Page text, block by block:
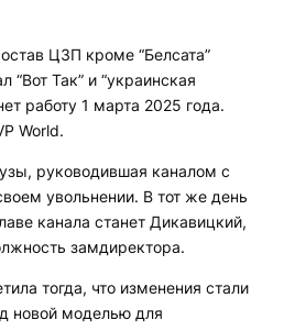
ЦЗП кроме “Белсата”
“Вот Так” и “украинская
работу 1 марта 2025 года.
World.
руководившая каналом с
увольнении. В тот же день
канала станет Дикавицкий,
замдиректора.
тогда, что изменения стали
новой моделью для